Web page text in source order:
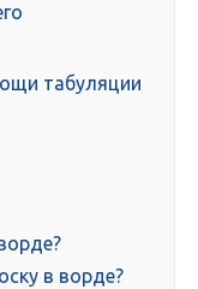
табуляции
в ворде?